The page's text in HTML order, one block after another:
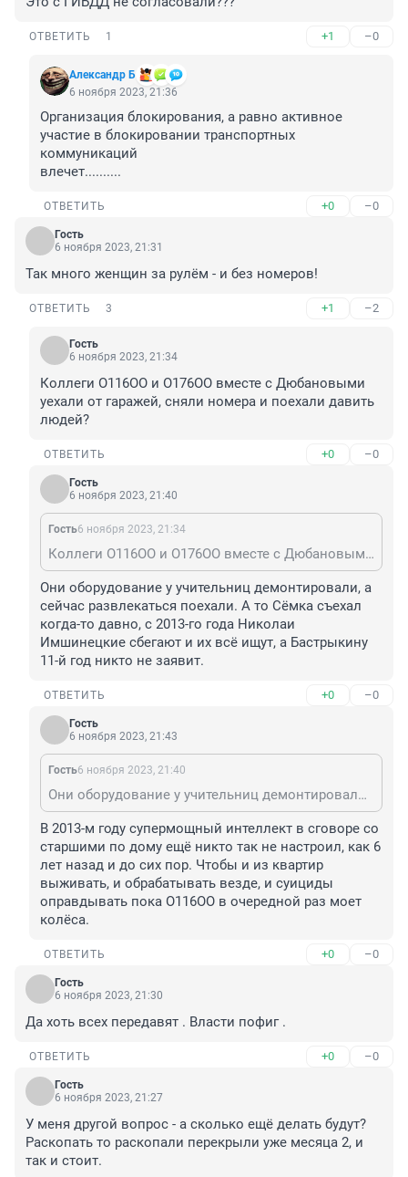
ОТВЕТИТЬ 1 +1 –0
Александр Б
6 ноября 2023, 21:36
Организация блокирования, а равно активное
участие в блокировании транспортных
коммуникаций
влечет..........
ОТВЕТИТЬ +0 –0
Гость
6 ноября 2023, 21:31
Так много женщин за рулём - и без номеров!
ОТВЕТИТЬ 3 +1 –2
Гость
6 ноября 2023, 21:34
Коллеги О116ОО и О176ОО вместе с Дюбановыми
уехали от гаражей, сняли номера и поехали давить
людей?
ОТВЕТИТЬ +0 –0
Гость
6 ноября 2023, 21:40
Гость6 ноября 2023, 21:34
Коллеги О116ОО и О176ОО вместе с Дюбановыми уехали от гаражей, сняли номера и поехали давить людей?
Они оборудование у учительниц демонтировали, а
сейчас развлекаться поехали. А то Сëмка съехал
когда-то давно, с 2013-го года Николаи
Имшинецкие сбегают и их всë ищут, а Бастрыкину
11-й год никто не заявит.
ОТВЕТИТЬ +0 –0
Гость
6 ноября 2023, 21:43
Гость6 ноября 2023, 21:40
Они оборудование у учительниц демонтировали, а сейчас развлекаться поехали. А то Сëмка съехал когда-то давно, с 2013-го года Николаи Имшинецкие сбегают и их всë ищут, а Бастрыкину 11-й год никто не заявит.
В 2013-м году супермощный интеллект в сговоре со
старшими по дому ещë никто так не настроил, как 6
лет назад и до сих пор. Чтобы и из квартир
выживать, и обрабатывать везде, и суициды
оправдывать пока О116ОО в очередной раз моет
колëса.
ОТВЕТИТЬ +0 –0
Гость
6 ноября 2023, 21:30
Да хоть всех передавят . Власти пофиг .
ОТВЕТИТЬ +0 –0
Гость
6 ноября 2023, 21:27
У меня другой вопрос - а сколько ещё делать будут?
Раскопать то раскопали перекрыли уже месяца 2, и
так и стоит.